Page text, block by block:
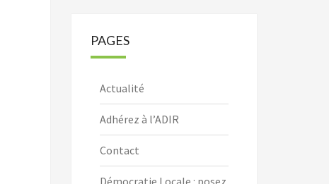
PAGES
Actualité
Adhérez à l’ADIR
Contact
Démocratie Locale : posez